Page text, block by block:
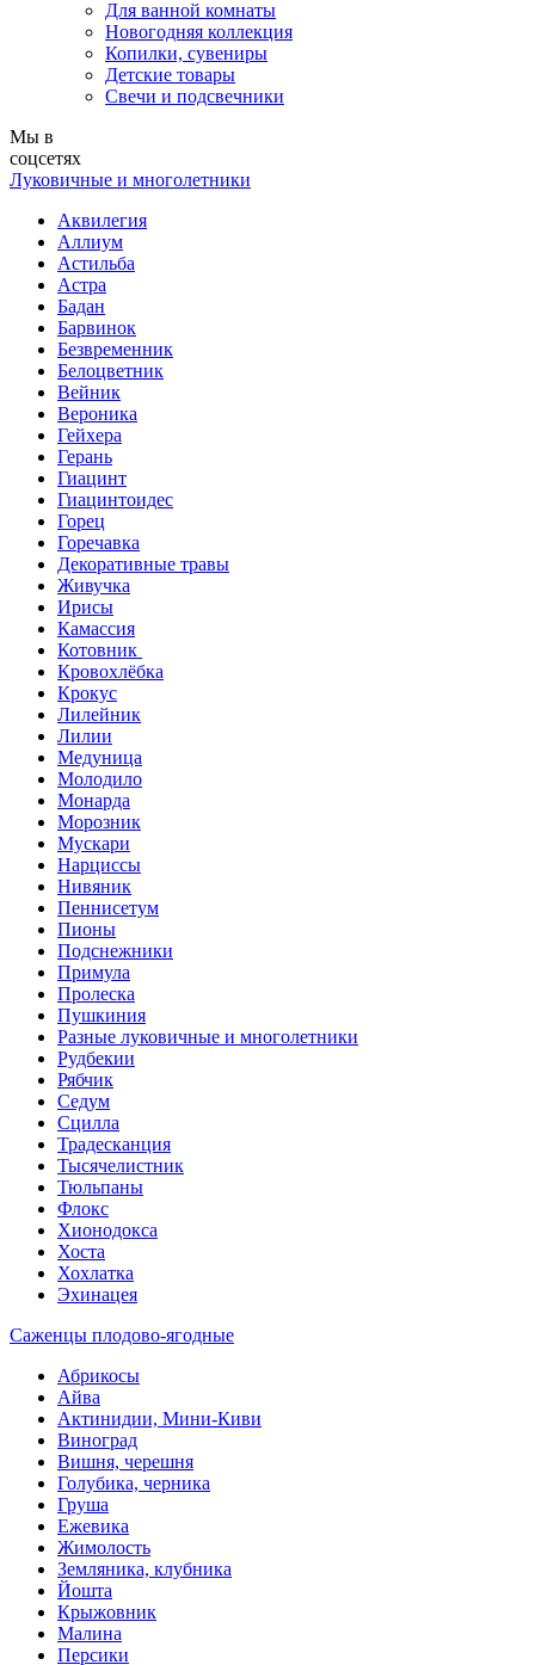
Для ванной комнаты
Новогодняя коллекция
Копилки, сувениры
Детские товары
Свечи и подсвечники
Мы в
соцсетях
Луковичные и многолетники
Аквилегия
Аллиум
Астильба
Астра
Бадан
Барвинок
Безвременник
Белоцветник
Вейник
Вероника
Гейхера
Герань
Гиацинт
Гиацинтоидес
Горец
Горечавка
Декоративные травы
Живучка
Ирисы
Камассия
Котовник
Кровохлёбка
Крокус
Лилейник
Лилии
Медуница
Молодило
Монарда
Морозник
Мускари
Нарциссы
Нивяник
Пеннисетум
Пионы
Подснежники
Примула
Пролеска
Пушкиния
Разные луковичные и многолетники
Рудбекии
Рябчик
Седум
Сцилла
Традесканция
Тысячелистник
Тюльпаны
Флокс
Хионодокса
Хоста
Хохлатка
Эхинацея
Саженцы плодово-ягодные
Абрикосы
Айва
Актинидии, Мини-Киви
Виноград
Вишня, черешня
Голубика, черника
Груша
Ежевика
Жимолость
Земляника, клубника
Йошта
Крыжовник
Малина
Персики